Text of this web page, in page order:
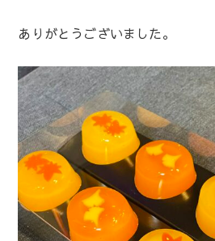
ありがとうございました。